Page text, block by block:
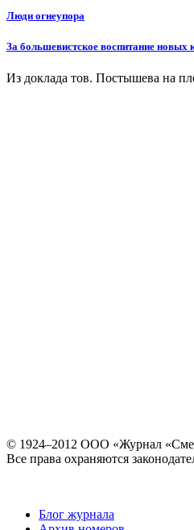
Люди огнеупора
За большевистское воспитание новых
Из доклада тов. Постышева на
© 1924–2012 ООО «Журнал
Все права охраняются
Блог журнала